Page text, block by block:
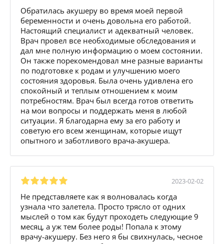
Обратилась акушеру во время моей первой
беременности и очень довольна его работой.
Настоящий специалист и адекватный человек.
Врач провел все необходимые обследования и
дал мне полную информацию о моем состоянии.
Он также порекомендовал мне разные варианты
по подготовке к родам и улучшению моего
состояния здоровья. Была очень удивлена его
спокойный и теплым отношением к моим
потребностям. Врач был всегда готов ответить
на мои вопросы и поддержать меня в любой
ситуации. Я благодарна ему за его работу и
советую его всем женщинам, которые ищут
опытного и заботливого врача-акушера.
2023-02-02
Не представляете как я волновалась когда
узнала что залетела. Просто трясло от одних
мыслей о том как будут проходеть следующие 9
месяц, а уж тем более роды! Попала к этому
врачу-акушеру. Без него я бы свихнулась, чесное